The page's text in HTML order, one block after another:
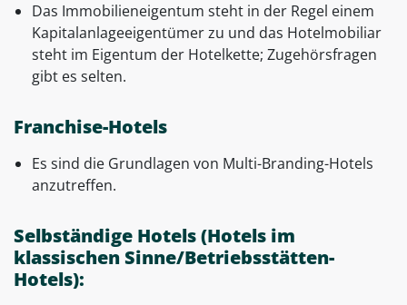
Das Immobilieneigentum steht in der Regel einem
Kapitalanlageeigentümer zu und das Hotelmobiliar
steht im Eigentum der Hotelkette; Zugehörsfragen
gibt es selten.
Franchise-Hotels
Es sind die Grundlagen von Multi-Branding-Hotels
anzutreffen.
Selbständige Hotels (Hotels im
klassischen Sinne/Betriebsstätten-
Hotels):